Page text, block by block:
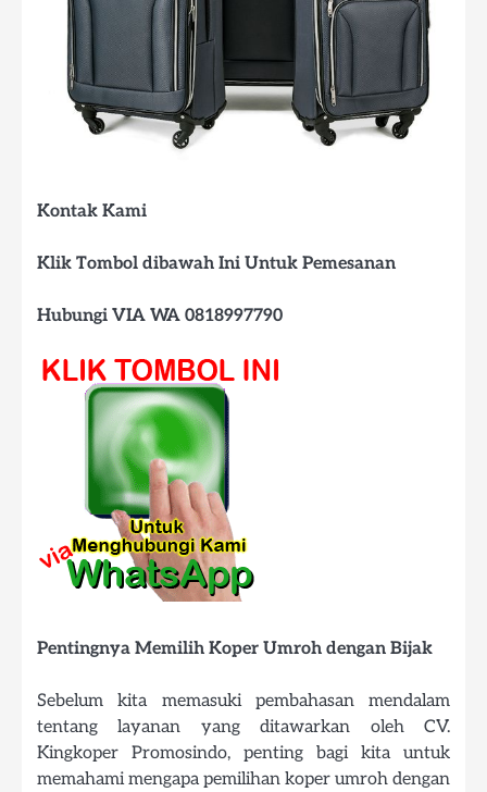
Kontak Kami
Klik Tombol dibawah Ini Untuk Pemesanan
Hubungi VIA WA 0818997790
Pentingnya Memilih Koper Umroh dengan Bijak
Sebelum kita memasuki pembahasan mendalam
tentang layanan yang ditawarkan oleh CV.
Kingkoper Promosindo, penting bagi kita untuk
memahami mengapa pemilihan koper umroh dengan